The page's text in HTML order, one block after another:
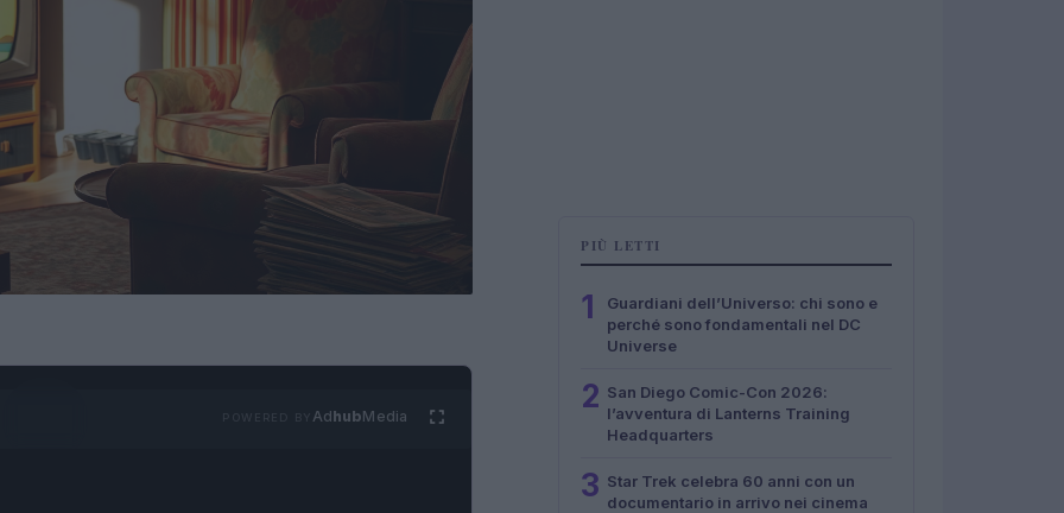
AdhubMedia
PIÙ LETTI
1
Guardiani dell’Universo: chi sono e
perché sono fondamentali nel DC
Universe
2 San Diego Comic-Con 2026:
l’avventura di Lanterns Training
Headquarters
3 Star Trek celebra 60 anni con un
documentario in arrivo nei cinema